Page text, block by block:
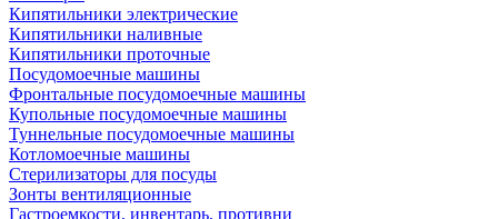
Кипятильники электрические
Кипятильники наливные
Кипятильники проточные
Посудомоечные машины
Фронтальные посудомоечные машины
Купольные посудомоечные машины
Туннельные посудомоечные машины
Котломоечные машины
Стерилизаторы для посуды
Зонты вентиляционные
Гастроемкости, инвентарь, противни